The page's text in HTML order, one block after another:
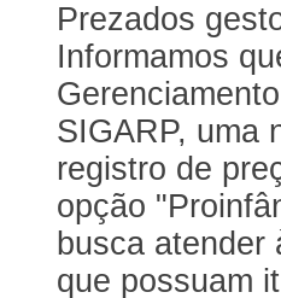
Prezados
Informamos
SIGARP, uma
registro de
opção
busca
que possuam